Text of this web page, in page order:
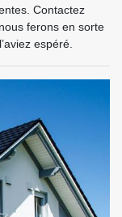
Contactez
ferons en sorte
espéré.